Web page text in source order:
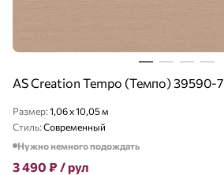
AS Creation Tempo (Темпо) 39590-7
Размер: 1,06 x 10,05 м
Стиль: Современный
Нужно немного подождать
3 490 ₽ / рул